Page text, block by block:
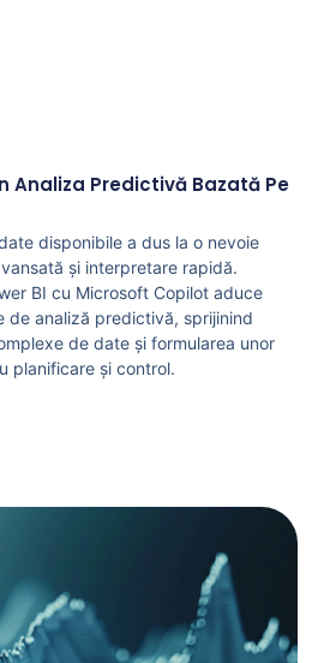
Analiza Predictivă Bazată Pe
disponibile a dus la o nevoie
și interpretare rapidă.
BI cu Microsoft Copilot aduce
de analiză predictivă, sprijinind
de date și formularea unor
planificare și control.